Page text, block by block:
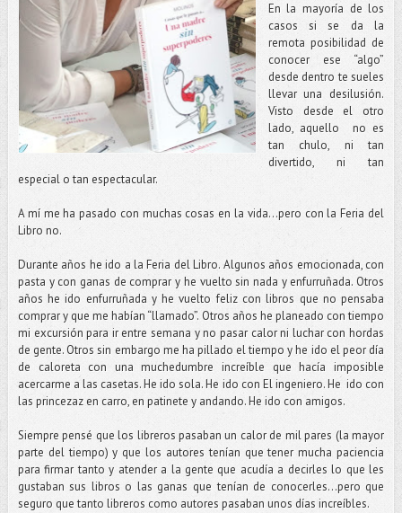
En la mayoría de los
casos si se da la
remota posibilidad de
conocer ese “algo”
desde dentro te sueles
llevar una desilusión.
Visto desde el otro
lado, aquello no es
tan chulo, ni tan
divertido, ni tan
especial o tan espectacular.
A mí me ha pasado con muchas cosas en la vida…pero con la Feria del
Libro no.
Durante años he ido a la Feria del Libro. Algunos años emocionada, con
pasta y con ganas de comprar y he vuelto sin nada y enfurruñada. Otros
años he ido enfurruñada y he vuelto feliz con libros que no pensaba
comprar y que me habían “llamado”. Otros años he planeado con tiempo
mi excursión para ir entre semana y no pasar calor ni luchar con hordas
de gente. Otros sin embargo me ha pillado el tiempo y he ido el peor día
de caloreta con una muchedumbre increíble que hacía imposible
acercarme a las casetas. He ido sola. He ido con El ingeniero. He ido con
las princezaz en carro, en patinete y andando. He ido con amigos.
Siempre pensé que los libreros pasaban un calor de mil pares (la mayor
parte del tiempo) y que los autores tenían que tener mucha paciencia
para firmar tanto y atender a la gente que acudía a decirles lo que les
gustaban sus libros o las ganas que tenían de conocerles…pero que
seguro que tanto libreros como autores pasaban unos días increíbles.